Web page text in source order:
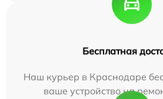
Бесплатная
Наш курьер в Краснодаре
ваше устройство на